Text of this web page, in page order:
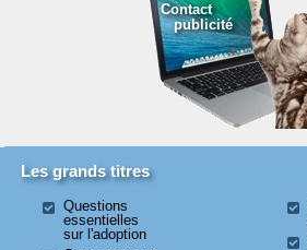
Contact
publicité
Les grands titres
Questions
essentielles
sur l'adoption